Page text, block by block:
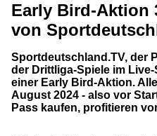
Early Bird-Aktion
von
Sportdeutschland.TV, der
der Drittliga-Spiele im
einer Early Bird-Aktion.
August 2024 - also vor
Pass kaufen, profitieren